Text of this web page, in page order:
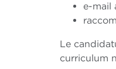
e-mail
Le
curriculum